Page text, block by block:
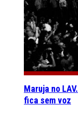
Maruja no
fica sem voz